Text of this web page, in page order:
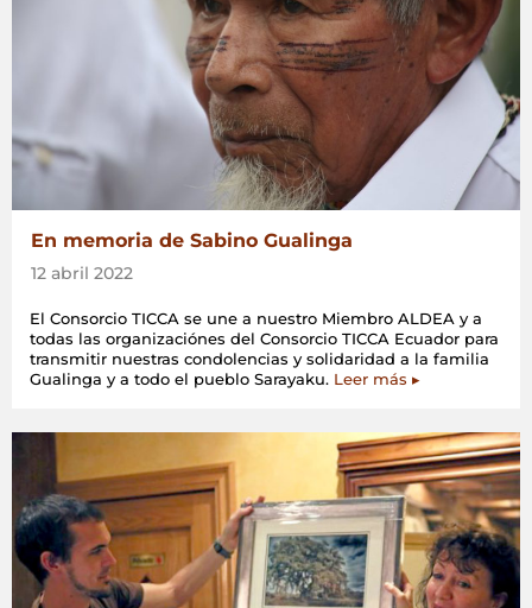
En memoria de Sabino Gualinga
12 abril 2022
El Consorcio TICCA se une a nuestro Miembro ALDEA y a
todas las organizaciónes del Consorcio TICCA Ecuador para
transmitir nuestras condolencias y solidaridad a la familia
Gualinga y a todo el pueblo Sarayaku. Leer más ▸